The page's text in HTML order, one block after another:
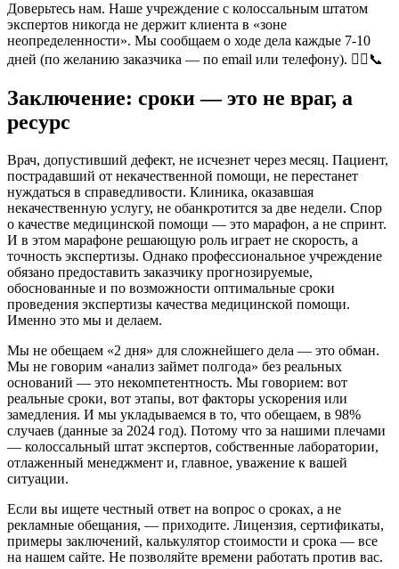
Доверьтесь нам. Наше учреждение с колоссальным штатом
экспертов никогда не держит клиента в «зоне
неопределенности». Мы сообщаем о ходе дела каждые 7-10
дней (по желанию заказчика — по email или телефону). 🧘‍♀️📞
Заключение: сроки — это не враг, а
ресурс
Врач, допустивший дефект, не исчезнет через месяц. Пациент,
пострадавший от некачественной помощи, не перестанет
нуждаться в справедливости. Клиника, оказавшая
некачественную услугу, не обанкротится за две недели. Спор
о качестве медицинской помощи — это марафон, а не спринт.
И в этом марафоне решающую роль играет не скорость, а
точность экспертизы. Однако профессиональное учреждение
обязано предоставить заказчику прогнозируемые,
обоснованные и по возможности оптимальные сроки
проведения экспертизы качества медицинской помощи.
Именно это мы и делаем.
Мы не обещаем «2 дня» для сложнейшего дела — это обман.
Мы не говорим «анализ займет полгода» без реальных
оснований — это некомпетентность. Мы говорием: вот
реальные сроки, вот этапы, вот факторы ускорения или
замедления. И мы укладываемся в то, что обещаем, в 98%
случаев (данные за 2024 год). Потому что за нашими плечами
— колоссальный штат экспертов, собственные лаборатории,
отлаженный менеджмент и, главное, уважение к вашей
ситуации.
Если вы ищете честный ответ на вопрос о сроках, а не
рекламные обещания, — приходите. Лицензия, сертификаты,
примеры заключений, калькулятор стоимости и срока — все
на нашем сайте. Не позволяйте времени работать против вас.